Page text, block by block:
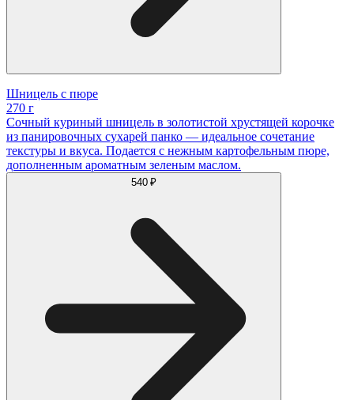
Шницель с пюре
270 г
Сочный куриный шницель в золотистой хрустящей корочке
из панировочных сухарей панко — идеальное сочетание
текстуры и вкуса. Подается с нежным картофельным пюре,
дополненным ароматным зеленым маслом.
540 ₽